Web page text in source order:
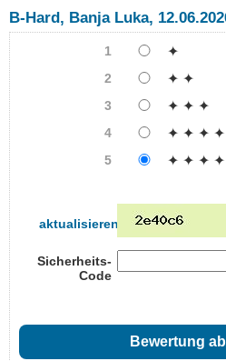
B-Hard, Banja Luka,
1 ✦
2 ✦ ✦
3 ✦ ✦ ✦
4 ✦ ✦ ✦ ✦
5 ✦ ✦ ✦ ✦
aktualisieren
Sicherheits-
Code